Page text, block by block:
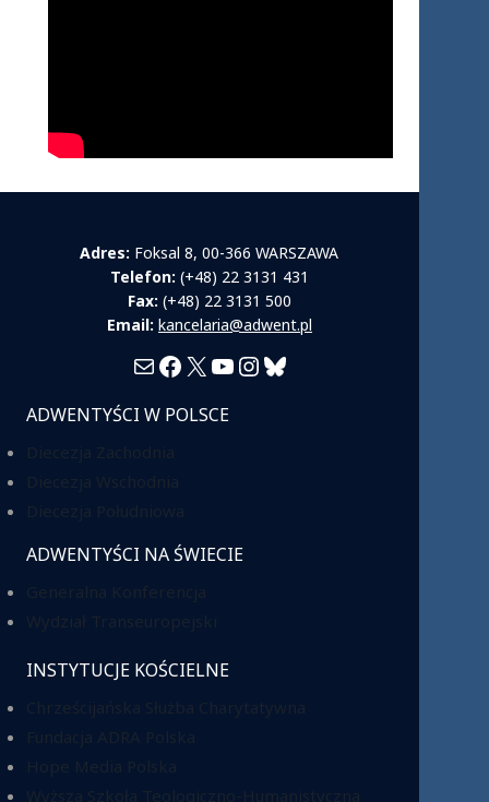
Adres: Foksal 8, 00-366 WARSZAWA
Telefon: (+48) 22 3131 431
Fax: (+48) 22 3131 500
Email: kancelaria@adwent.pl
MailFacebook
X YouTube
Instagram
Bluesky
ADWENTYŚCI W POLSCE
ADWENTYŚCI NA ŚWIECIE
INSTYTUCJE KOŚCIELNE